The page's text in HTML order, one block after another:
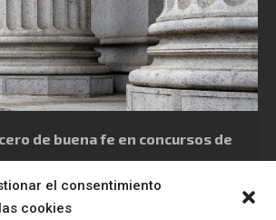
el consentimiento
cookies
de buena fe en concursos de